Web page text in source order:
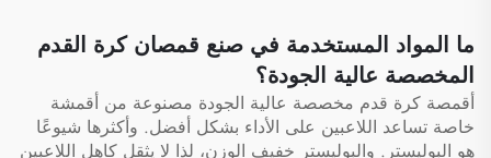
ما المواد المستخدمة في صنع قمصان كرة القدم
المخصصة عالية الجودة؟
أقمصة كرة قدم مخصصة عالية الجودة مصنوعة من أقمشة
خاصة تساعد اللاعبين على الأداء بشكل أفضل. وأكثرها شيوعًا
هو البوليستر. والبوليستر خفيف الوزن، لذا لا يثقل كاهل اللاعبين